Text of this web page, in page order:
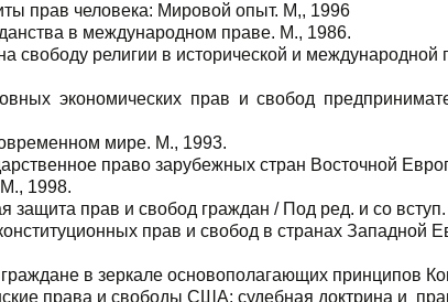
прав человека: Мировой опыт. М,, 1996
в международном праве. М., 1986.
свободу религии в исторической и международной
экономических прав и свобод
мире. М., 1993.
право зарубежных стран Восточной
1998.
защита прав и свобод граждан / Под ред. и со
прав и свобод в странах Западной
в зеркале основополагающих принципов
права и свободы США: судебная доктрина и